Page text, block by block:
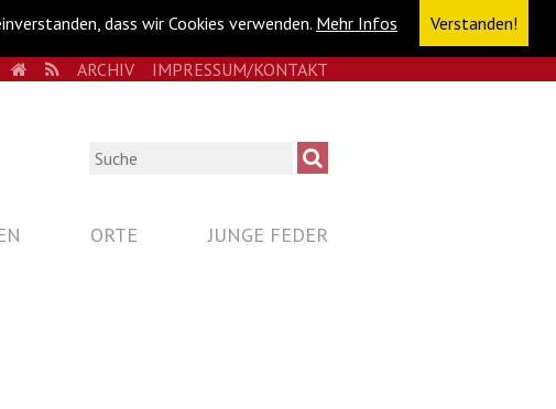
dass wir Cookies verwenden. Mehr Infos Verstanden!
HOMERSSARCHIV IMPRESSUM/KONTAKT
Suche
ORTE JUNGE FEDER